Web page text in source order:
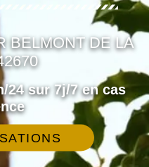
BELMONT DE LA
24 sur 7j/7 en cas